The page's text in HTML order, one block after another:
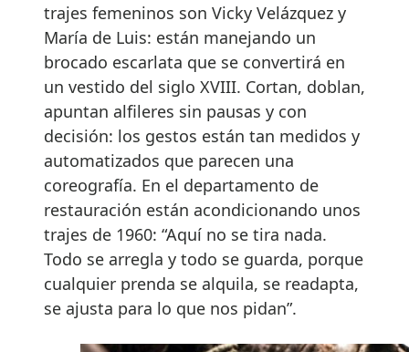
trajes femeninos son Vicky Velázquez y
María de Luis: están manejando un
brocado escarlata que se convertirá en
un vestido del siglo XVIII. Cortan, doblan,
apuntan alfileres sin pausas y con
decisión: los gestos están tan medidos y
automatizados que parecen una
coreografía. En el departamento de
restauración están acondicionando unos
trajes de 1960: “Aquí no se tira nada.
Todo se arregla y todo se guarda, porque
cualquier prenda se alquila, se readapta,
se ajusta para lo que nos pidan”.